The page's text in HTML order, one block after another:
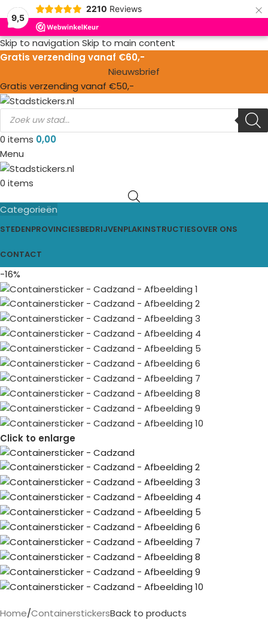
9,5
2210 Reviews ×
Skip to navigationSkip to main content
Gratis verzending vanaf €60,-
Nieuwsbrief
Gratis verzending vanaf €50,-
0 items 0,00
Menu
0 items
Categorieën
STEDENPROVINCIESBEDRIJVENPLAKINSTRUCTIESOVER ONS
CONTACT
-16%
Click to enlarge
Home/ContainerstickersBack to products